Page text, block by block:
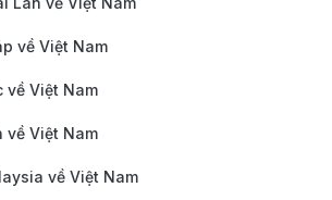
là đối tác của các hãng hàng
vé giá tốt.
dễ sử dụng và tiện lợi
về Việt Nam
về Việt Nam
về Việt Nam
về Việt Nam